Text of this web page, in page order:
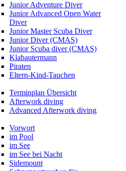
Junior Adventure Diver
Junior Advanced Open Water
Diver
Junior Master Scuba Diver
Junior Diver (CMAS)
Junior Scuba diver (CMAS)
Klabautermann
Piraten
Eltern-Kind-Tauchen
Terminplan Übersicht
Afterwork diving
Advanced Afterwork diving
Vorwort
im Pool
im See
im See bei Nacht
Sidemount